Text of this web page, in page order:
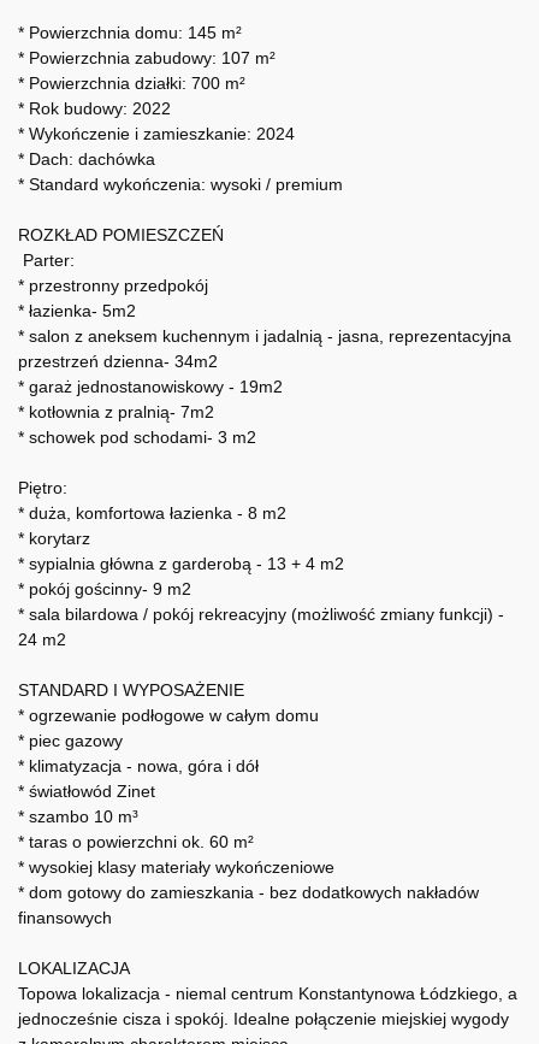
* Powierzchnia domu: 145 m²
* Powierzchnia zabudowy: 107 m²
* Powierzchnia działki: 700 m²
* Rok budowy: 2022
* Wykończenie i zamieszkanie: 2024
* Dach: dachówka
* Standard wykończenia: wysoki / premium
ROZKŁAD POMIESZCZEŃ
Parter:
* przestronny przedpokój
* łazienka- 5m2
* salon z aneksem kuchennym i jadalnią - jasna, reprezentacyjna
przestrzeń dzienna- 34m2
* garaż jednostanowiskowy - 19m2
* kotłownia z pralnią- 7m2
* schowek pod schodami- 3 m2
Piętro:
* duża, komfortowa łazienka - 8 m2
* korytarz
* sypialnia główna z garderobą - 13 + 4 m2
* pokój gościnny- 9 m2
* sala bilardowa / pokój rekreacyjny (możliwość zmiany funkcji) -
24 m2
STANDARD I WYPOSAŻENIE
* ogrzewanie podłogowe w całym domu
* piec gazowy
* klimatyzacja - nowa, góra i dół
* światłowód Zinet
* szambo 10 m³
* taras o powierzchni ok. 60 m²
* wysokiej klasy materiały wykończeniowe
* dom gotowy do zamieszkania - bez dodatkowych nakładów
finansowych
LOKALIZACJA
Topowa lokalizacja - niemal centrum Konstantynowa Łódzkiego, a
jednocześnie cisza i spokój. Idealne połączenie miejskiej wygody